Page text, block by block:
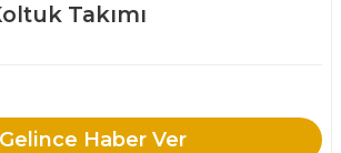
Takımı
Gelince Haber Ver